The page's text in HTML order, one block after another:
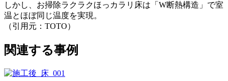
しかし、お掃除ラクラクほっカラリ床は「W断熱構造」で室
温とほぼ同じ温度を実現。
（引用元：TOTO）
関連する事例